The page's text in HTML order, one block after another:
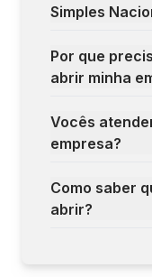
Simples
Por que
abrir minha
Vocês
empresa?
Como saber
abrir?